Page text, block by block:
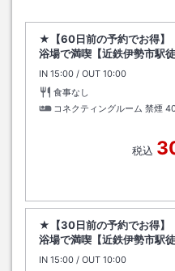
★【60日前の予約でお得】
浴場で満喫【近鉄伊勢市駅
IN チェックイン
15:00 / OUT チェックアウト
10:00
食事なし
コネクティングルーム 禁煙
税込
★【30日前の予約でお得】
浴場で満喫【近鉄伊勢市駅
IN チェックイン
15:00 / OUT チェックアウト
10:00